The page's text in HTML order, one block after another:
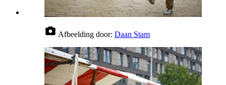
Afbeelding door: Daan Stam